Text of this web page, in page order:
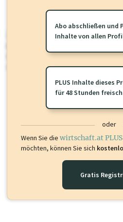
wirtschaft.at PLUS
Sie momentan nicht einsehen können.
oder loggen Sie sich ein um diese
Abo abschließen und
Inhalte von allen
PLUS Inhalte dieses
für 48 Stunden
oder
Wenn Sie die wirtschaft.at
möchten, können Sie sich
Gratis